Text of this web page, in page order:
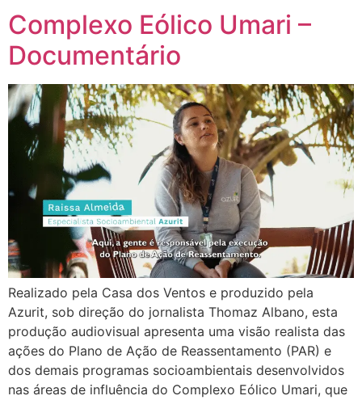
Complexo Eólico Umari –
Documentário
Realizado pela Casa dos Ventos e produzido pela
Azurit, sob direção do jornalista Thomaz Albano, esta
produção audiovisual apresenta uma visão realista das
ações do Plano de Ação de Reassentamento (PAR) e
dos demais programas socioambientais desenvolvidos
nas áreas de influência do Complexo Eólico Umari, que